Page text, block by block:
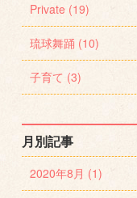
Private (19)
琉球舞踊 (10)
子育て (3)
月別記事
2020年8月 (1)